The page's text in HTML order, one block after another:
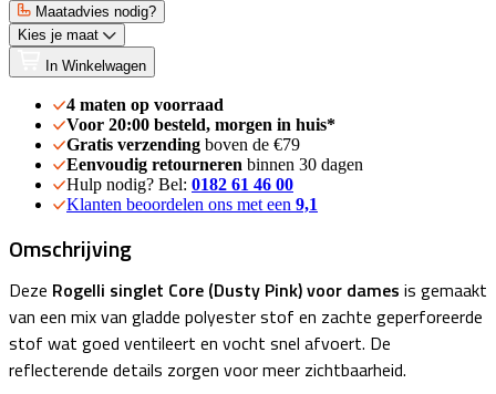
Maatadvies nodig?
Kies je maat
In Winkelwagen
4 maten op voorraad
Voor 20:00 besteld, morgen in huis*
Gratis verzending boven de €79
Eenvoudig retourneren binnen 30 dagen
Hulp nodig? Bel: 0182 61 46 00
Klanten beoordelen ons met een 9,1
Omschrijving
Deze Rogelli singlet Core (Dusty Pink) voor dames is gemaakt
van een mix van gladde polyester stof en zachte geperforeerde
stof wat goed ventileert en vocht snel afvoert. De
reflecterende details zorgen voor meer zichtbaarheid.